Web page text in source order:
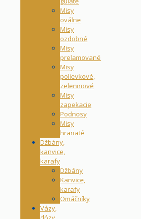
Misy
oválne
Misy
ozdobné
Misy
prelamované
Misy
polievkové,
zeleninové
Misy
zapekacie
Podnosy
Misy
hranaté
Džbány,
kanvice,
karafy
Džbány
Kanvice,
karafy
Omáčníky
Vázy,